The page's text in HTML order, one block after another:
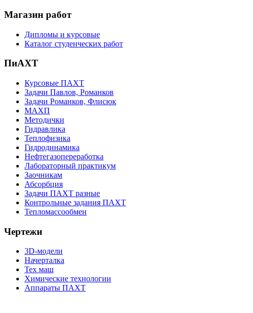
Магазин работ
Дипломы и курсовые
Каталог студенческих работ
ПиАХТ
Курсовые ПАХТ
Задачи Павлов, Романков
Задачи Романков, Флисюк
МАХП
Методички
Гидравлика
Теплофизика
Гидродинамика
Нефтегазопереработка
Лабораторный практикум
Заочникам
Абсорбция
Задачи ПАХТ разные
Контрольные задания ПАХТ
Тепломассообмен
Чертежи
3D-модели
Начерталка
Тех маш
Химические технологии
Аппараты ПАХТ